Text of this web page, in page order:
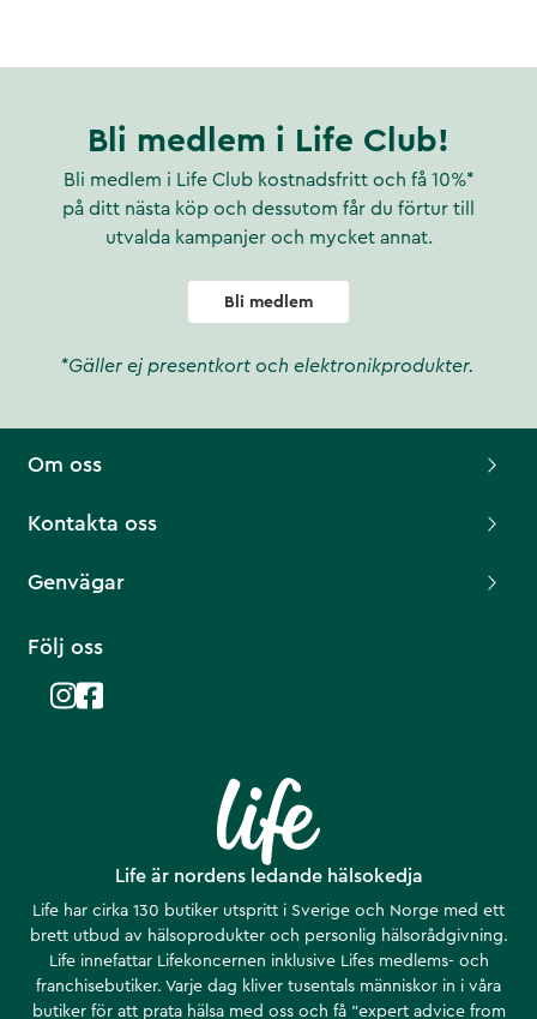
Bli medlem i Life Club!
Bli medlem i Life Club kostnadsfritt och få 10%*
på ditt nästa köp och dessutom får du förtur till
utvalda kampanjer och mycket annat.
Bli medlem
*Gäller ej presentkort och elektronikprodukter.
Life är nordens ledande hälsokedja
Life har cirka 130 butiker utspritt i Sverige och Norge med ett
brett utbud av hälsoprodukter och personlig hälsorådgivning.
Life innefattar Lifekoncernen inklusive Lifes medlems- och
franchisebutiker. Varje dag kliver tusentals människor in i våra
butiker för att prata hälsa med oss och få ”expert advice from
Om oss
Kontakta oss
Genvägar
Följ oss